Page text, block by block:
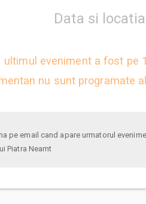
Data si locatia
ultimul eveniment a fost pe
nu sunt programate
Piatra Neamt